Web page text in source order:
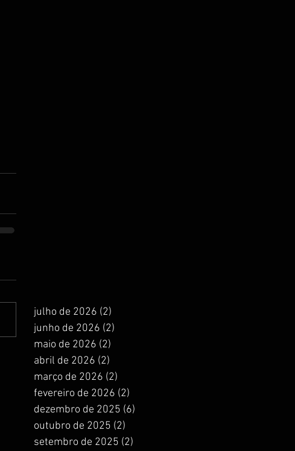
julho de 2026 (2)
junho de 2026 (2)
maio de 2026 (2)
abril de 2026 (2)
março de 2026 (2)
fevereiro de 2026 (2)
dezembro de 2025 (6)
outubro de 2025 (2)
setembro de 2025 (2)